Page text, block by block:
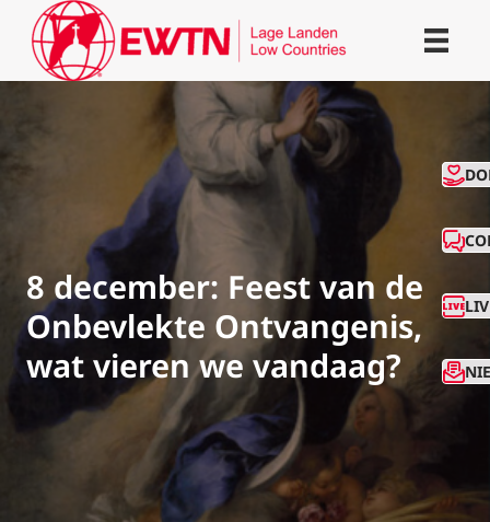
8 december: Feest van de
Onbevlekte Ontvangenis,
wat vieren we vandaag?